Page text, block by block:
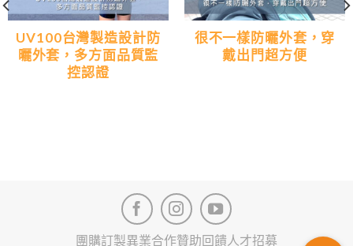
UV100台灣製造設計防
曬外套，多方面品質監
控認證
很不一樣防曬外套，穿
戴出門超方便
團購訂製異業合作贊助回饋人才招募